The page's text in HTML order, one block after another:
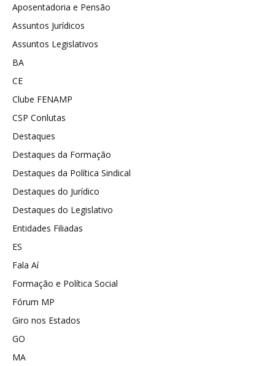
Aposentadoria e Pensão
Assuntos Jurídicos
Assuntos Legislativos
BA
CE
Clube FENAMP
CSP Conlutas
Destaques
Destaques da Formação
Destaques da Política Sindical
Destaques do Jurídico
Destaques do Legislativo
Entidades Filiadas
ES
Fala Aí
Formação e Política Social
Fórum MP
Giro nos Estados
GO
MA